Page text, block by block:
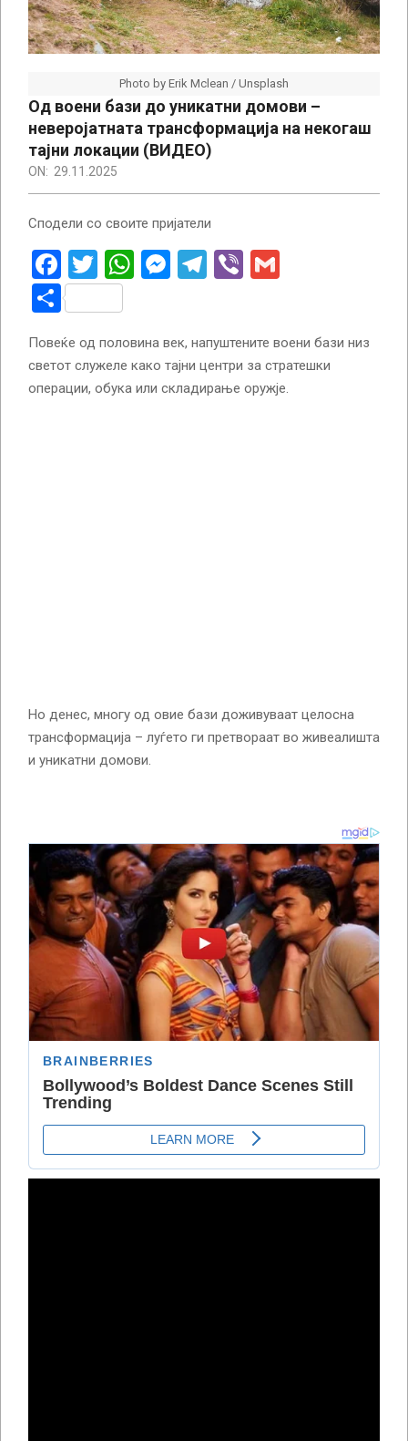
Photo by Erik Mclean / Unsplash
Од воени бази до уникатни домови –
неверојатната трансформација на некогаш
тајни локации (ВИДЕО)
ON: 29.11.2025
Сподели со своите пријатели
Facebook
Twitter
WhatsApp
Messenger
Telegram
Viber
Share
Повеќе од половина век, напуштените воени бази низ
светот служеле како тајни центри за стратешки
операции, обука или складирање оружје.
Но денес, многу од овие бази доживуваат целосна
трансформација – луѓето ги претвораат во живеалишта
и уникатни домови.